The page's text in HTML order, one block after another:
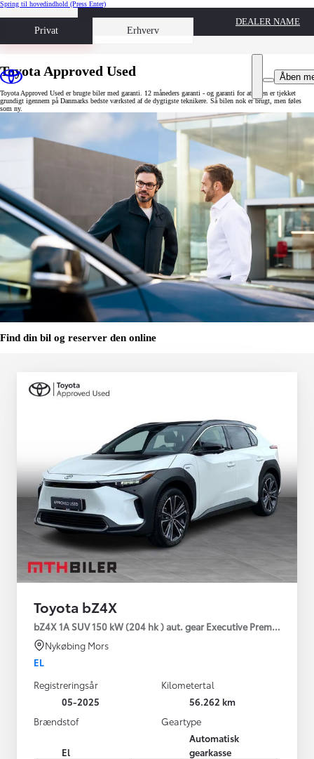
Spring til hovedindhold (Press Enter)
Privat Erhverv
Book prøvetur
DEALER NAME
Åben
Toyota Approved Used
Toyota Approved Used er brugte biler med garanti. 12 måneders garanti - og garanti for at bilen er tjekket
grundigt igennem på Danmarks bedste værksted af de dygtigste teknikere. Så bilen nok er brugt, men føles
som ny.
Find din bil og reserver den online
Toyota bZ4X
bZ4X 1A SUV 150 kW (204 hk ) aut. gear Executive Premium
Nykøbing Mors
EL
Registreringsår
05-2025
Kilometertal
56.262 km
Brændstof
El
Geartype
Automatisk
gearkasse